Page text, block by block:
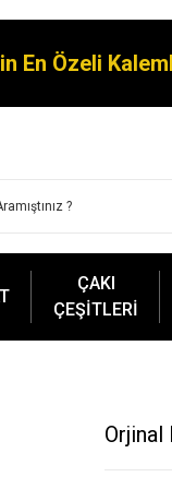
En Özeli
ÇAKI
ÇEŞİTLERİ
Orjinal